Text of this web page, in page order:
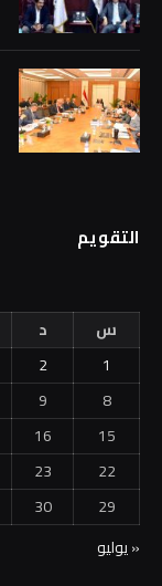
التقويم
س
د
1
2
8
9
15
16
22
23
29
30
« يوليو